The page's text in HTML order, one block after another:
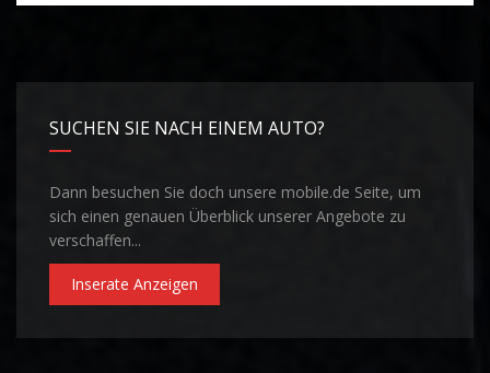
SUCHEN SIE NACH EINEM AUTO?
Dann besuchen Sie doch unsere mobile.de Seite, um
sich einen genauen Überblick unserer Angebote zu
verschaffen...
Inserate Anzeigen